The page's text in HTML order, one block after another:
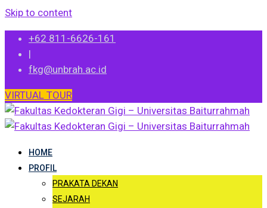
Skip to content
+62 811-6626-161
|
fkg@unbrah.ac.id
VIRTUAL TOUR
HOME
PROFIL
PRAKATA DEKAN
SEJARAH